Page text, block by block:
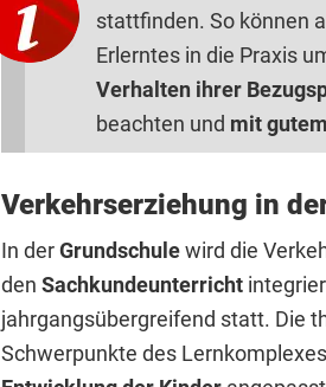
stattfinden. So können
Erlerntes in die Praxis
Verhalten ihrer
beachten und mit
Verkehrserziehung in
In derGrundschulewird die
den Sachkundeunterricht
jahrgangsübergreifend statt. Die
Schwerpunkte des